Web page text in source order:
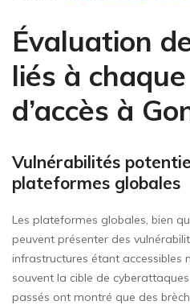
Évaluation
liés à
d’accès à
Vulnérabilités
plateformes globales
Les plateformes globales, bien
peuvent présenter des
infrastructures étant accessibles
souvent la cible de
passés ont montré que des